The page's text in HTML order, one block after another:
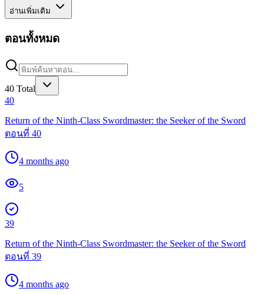
อ่านเพิ่มเติม
ตอนทั้งหมด
40 Total
40
Return of the Ninth-Class Swordmaster: the Seeker of the Sword
ตอนที่ 40
4 months ago
5
39
Return of the Ninth-Class Swordmaster: the Seeker of the Sword
ตอนที่ 39
4 months ago